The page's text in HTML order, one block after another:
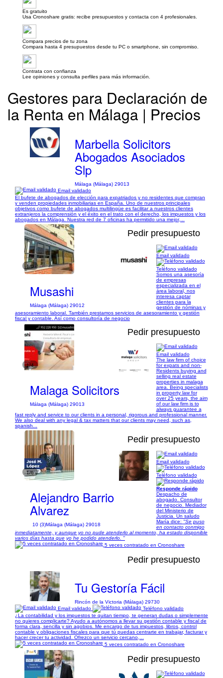
Es gratuito
Usa Cronoshare gratis: recibe presupuestos y contacta con 4 profesionales.
Compara precios de tu zona
Compara hasta 4 presupuestos desde tu PC o smartphone, sin compromiso.
Contrata con confianza
Lee opiniones y consulta perfiles para más información.
Gestores para Declaración de
la Renta en Málaga | Precios
Marbella Solicitors
Abogados Asociados
Slp
Málaga (Málaga) 29013
Email validado
El bufete de abogados de elección para expatriados y no residentes que compran
y venden propiedades inmobiliarias en España. Uno de nuestros principales
objetivos como bufete de abogados multilingüe es facilitar a nuestros clientes
extranjeros la comprensión y el éxito en el trato con el derecho, los impuestos y los
abogados en Málaga. Nuestra red de 7 oficinas ha permitido una mejor,...
1/9
Pedir presupuesto
Musashi
Málaga (Málaga) 29012
Email validado
Teléfono validado
Somos una asesoría
de empresas
especializada en el
área laboral, nos
interesa captar
clientes para la
gestión de nóminas y
asesoramiento laboral. También prestamos servicios de asesoramiento y gestión
fiscal y contable. Así como consultoría de negocio
1/4
Pedir presupuesto
Malaga Solicitors
Málaga (Málaga) 29013
Email validado
The law firm of choice
for expats and non-
Residents buying and
selling real estate
properties in malaga
area. Being specialists
in property law for
over 25 years, the aim
of our law firm is to
always guarantee a
fast reply and service to our clients in a personal, rigorous and professional manner.
We also deal with any legal & tax matters that our clients may need, such as,
spanish...
1/6
Pedir presupuesto
Alejandro Barrio
Alvarez
10 (3)Málaga (Málaga) 29018
Email validado
Teléfono validado
Responde rápido
Despacho de
abogado. Consultor
de negocio. Mediador
del Ministerio de
Justicia. Un saludo
María dice: "Se puso
en contacto conmigo
inmediatamente, y aunque yo no pude atenderlo al momento, ha estado disponible
varios días hasta que yo he podido atenderlo. "
5 veces contratado en Cronoshare
Pedir presupuesto
Tu Gestoría Fácil
Rincón de la Victoria (Málaga) 29730
Email validado
Teléfono validado
¿La contabilidad y los impuestos te quitan tiempo, te generan dudas o simplemente
no quieres complicarte? Ayudo a autónomos a llevar su gestión contable y fiscal de
forma clara, sencilla y sin agobios. Me encargo de tus impuestos, libros, control
contable y obligaciones fiscales para que tú puedas centrarte en trabajar, facturar y
hacer crecer tu actividad. Ofrezco un servicio cercano,...
5 veces contratado en Cronoshare
Pedir presupuesto